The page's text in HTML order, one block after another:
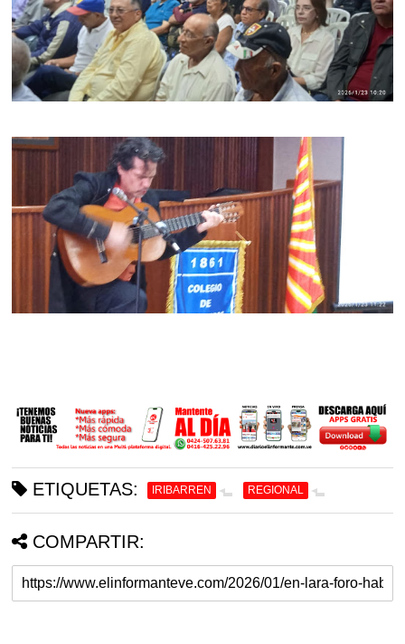
ETIQUETAS: IRIBARREN REGIONAL
COMPARTIR: